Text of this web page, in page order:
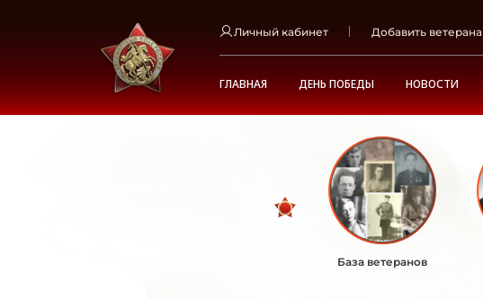
Личный кабинет Добавить ветерана
ГЛАВНАЯ ДЕНЬ ПОБЕДЫ НОВОСТИ
База ветеранов